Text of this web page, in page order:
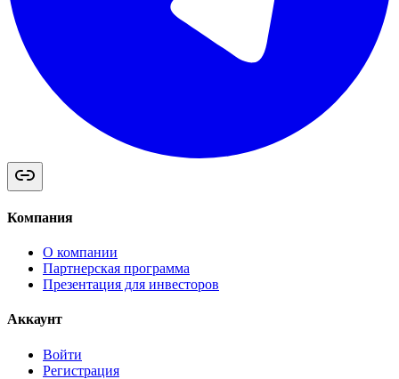
Компания
О компании
Партнерская программа
Презентация для инвесторов
Аккаунт
Войти
Регистрация